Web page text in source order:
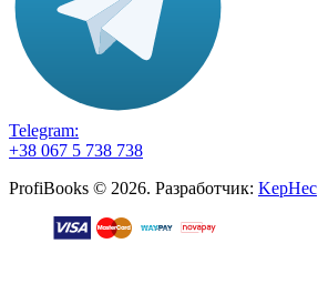
Telegram:
+38 067 5 738 738
ProfiBooks © 2026. Разработчик: KepHec